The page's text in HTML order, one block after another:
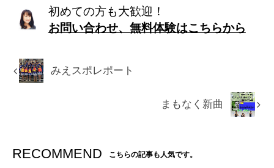
初めての方も大歓迎！
お問い合わせ、無料体験はこちらから
みえスポレポート
まもなく新曲
RECOMMEND こちらの記事も人気です。